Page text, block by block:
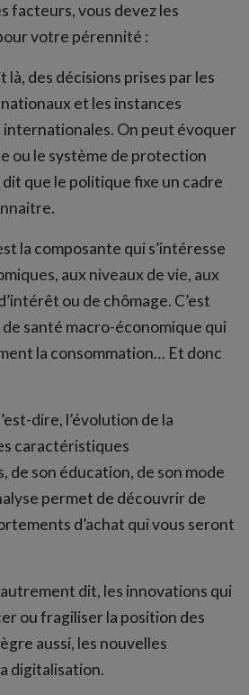
facteurs, vous devez les
votre pérennité :
là, des décisions prises par les
et les instances
internationales. On peut évoquer
ou le système de protection
dit que le politique fixe un cadre
la composante qui s’intéresse
aux niveaux de vie, aux
ou de chômage. C’est
santé macro-économique qui
la consommation… Et donc
dire, l’évolution de la
caractéristiques
de son éducation, de son mode
permet de découvrir de
d’achat qui vous seront
autrement dit, les innovations qui
ou fragiliser la position des
aussi, les nouvelles
digitalisation.